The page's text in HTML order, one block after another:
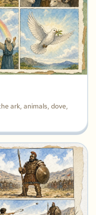
ark, animals, dove,